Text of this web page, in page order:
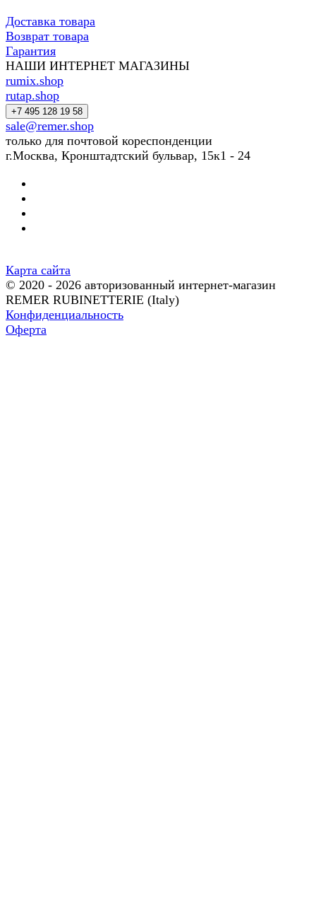
Доставка товара
Возврат товара
Гарантия
НАШИ ИНТЕРНЕТ МАГАЗИНЫ
rumix.shop
rutap.shop
+7 495 128 19 58
sale@remer.shop
только для почтовой кореспонденции
г.Москва, Кронштадтский бульвар, 15к1 - 24
Карта сайта
© 2020 - 2026 авторизованный интернет-магазин
REMER RUBINETTERIE (Italy)
Конфиденциальность
Оферта